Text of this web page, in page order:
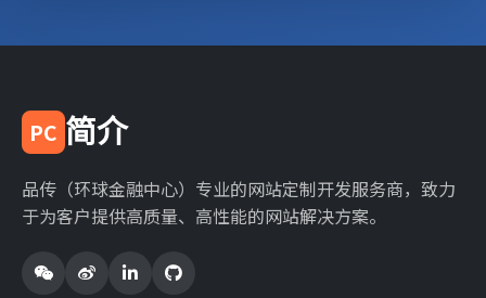
PC 简介
品传（环球金融中心）专业的网站定制开发服务商，致力
于为客户提供高质量、高性能的网站解决方案。